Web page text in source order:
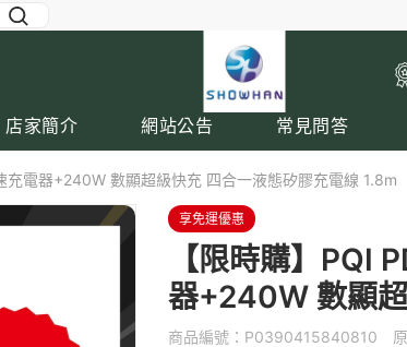
店家簡介 網站公告 常見問答
電器+240W 數顯超級快充 四合一液態矽膠充電線 1.8m
享免運優惠
【限時購】PQI
器+240W 數顯
商品編號： P0390415840810 原